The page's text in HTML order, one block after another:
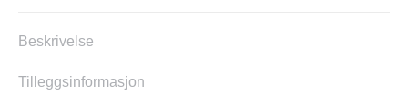
antall
Beskrivelse
Tilleggsinformasjon